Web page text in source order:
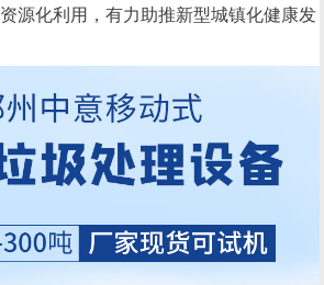
源化利用，有力助推新型城镇化健康发